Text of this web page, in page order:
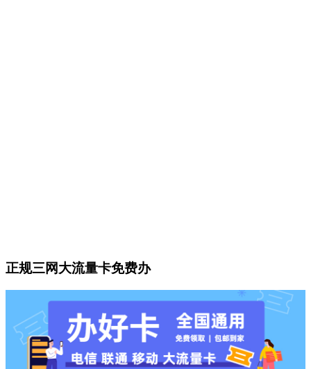
正规三网大流量卡免费办